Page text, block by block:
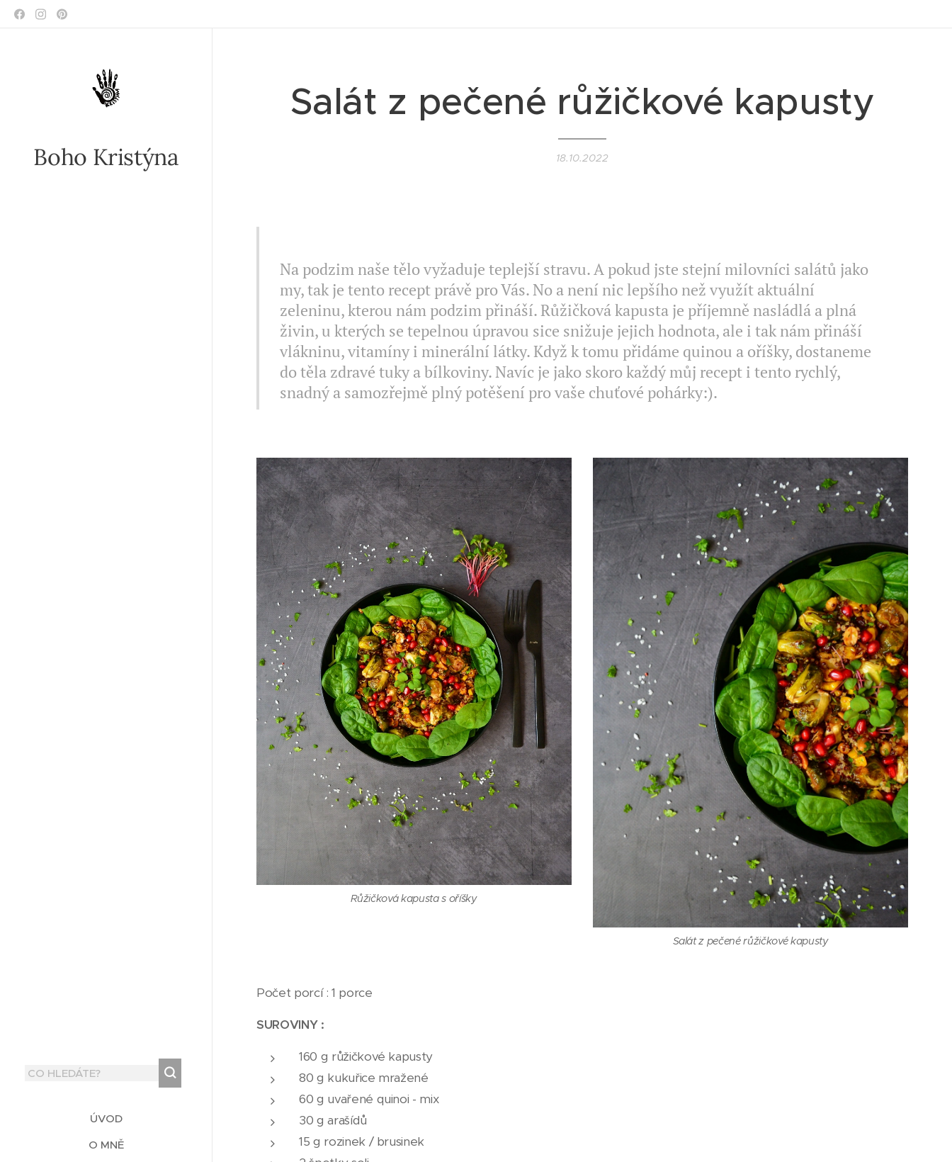
Boho Kristýna
ÚVOD
O MNĚ
Salát z pečené růžičkové kapusty
18.10.2022
Na podzim naše tělo vyžaduje teplejší stravu. A pokud jste stejní milovníci salátů jako
my, tak je tento recept právě pro Vás. No a není nic lepšího než využít aktuální
zeleninu, kterou nám podzim přináší. Růžičková kapusta je příjemně nasládlá a plná
živin, u kterých se tepelnou úpravou sice snižuje jejich hodnota, ale i tak nám přináší
vlákninu, vitamíny i minerální látky. Když k tomu přidáme quinou a oříšky, dostaneme
do těla zdravé tuky a bílkoviny. Navíc je jako skoro každý můj recept i tento rychlý,
snadný a samozřejmě plný potěšení pro vaše chuťové pohárky:).
Růžičková kapusta s oříšky
Salát z pečené růžičkové kapusty
Počet porcí : 1 porce
SUROVINY :
160 g růžičkové kapusty
80 g kukuřice mražené
60 g uvařené quinoi - mix
30 g arašídů
15 g rozinek / brusinek